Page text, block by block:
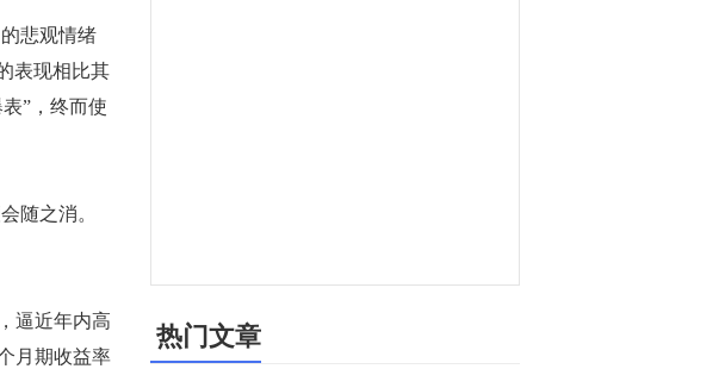
悲观情绪
表现相比其
”，终而使
随之消。
逼近年内高
月期收益率
热门文章